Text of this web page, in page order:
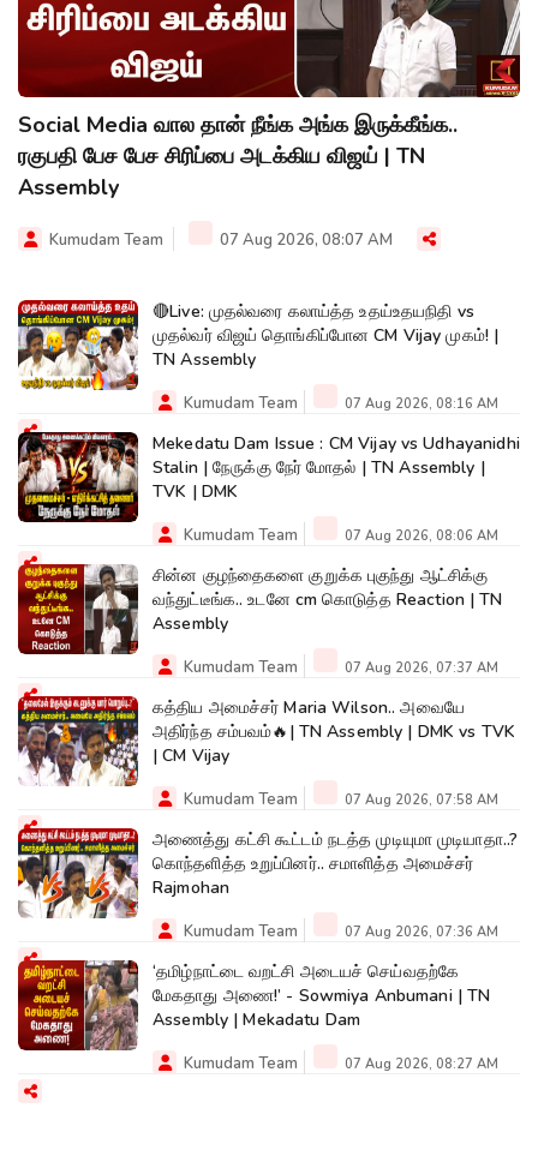
Social Media வால தான் நீங்க அங்க இருக்கீங்க..
ரகுபதி பேச பேச சிரிப்பை அடக்கிய விஜய் | TN
Assembly
Kumudam Team 07 Aug 2026, 08:07 AM
🔴Live: முதல்வரை கலாய்த்த உதய்உதயநிதி vs
முதல்வர் விஜய் தொங்கிப்போன CM Vijay முகம்! |
TN Assembly
Kumudam Team 07 Aug 2026, 08:16 AM
Mekedatu Dam Issue : CM Vijay vs Udhayanidhi
Stalin | நேருக்கு நேர் மோதல் | TN Assembly |
TVK | DMK
Kumudam Team 07 Aug 2026, 08:06 AM
சின்ன குழந்தைகளை குறுக்க புகுந்து ஆட்சிக்கு
வந்துட்டீங்க.. உடனே cm கொடுத்த Reaction | TN
Assembly
Kumudam Team 07 Aug 2026, 07:37 AM
கத்திய அமைச்சர் Maria Wilson.. அவையே
அதிர்ந்த சம்பவம்🔥| TN Assembly | DMK vs TVK
| CM Vijay
Kumudam Team 07 Aug 2026, 07:58 AM
அணைத்து கட்சி கூட்டம் நடத்த முடியுமா முடியாதா..?
கொந்தளித்த உறுப்பினர்.. சமாளித்த அமைச்சர்
Rajmohan
Kumudam Team 07 Aug 2026, 07:36 AM
‘தமிழ்நாட்டை வறட்சி அடையச் செய்வதற்கே
மேகதாது அணை!’ - Sowmiya Anbumani | TN
Assembly | Mekadatu Dam
Kumudam Team 07 Aug 2026, 08:27 AM